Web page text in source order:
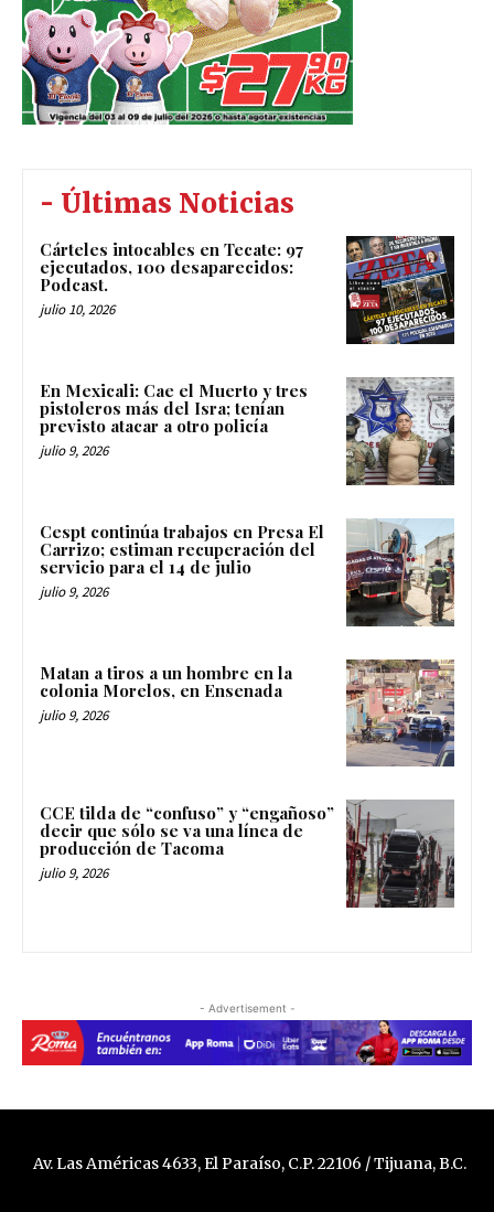
- Últimas Noticias
Cárteles intocables en Tecate: 97
ejecutados, 100 desaparecidos:
Podcast.
julio 10, 2026
En Mexicali: Cae el Muerto y tres
pistoleros más del Isra; tenían
previsto atacar a otro policía
julio 9, 2026
Cespt continúa trabajos en Presa El
Carrizo; estiman recuperación del
servicio para el 14 de julio
julio 9, 2026
Matan a tiros a un hombre en la
colonia Morelos, en Ensenada
julio 9, 2026
CCE tilda de “confuso” y “engañoso”
decir que sólo se va una línea de
producción de Tacoma
julio 9, 2026
- Advertisement -
Av. Las Américas 4633, El Paraíso, C.P. 22106 / Tijuana, B.C.